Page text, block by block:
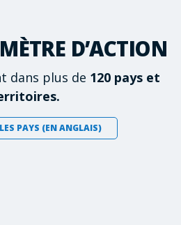
D’ACTION
dans plus de 120 pays et
PAYS (EN ANGLAIS)